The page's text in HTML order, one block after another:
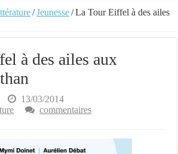
/Jeunesse/La Tour Eiffel à des ailes
à des ailes aux
13/03/2014
commentaires